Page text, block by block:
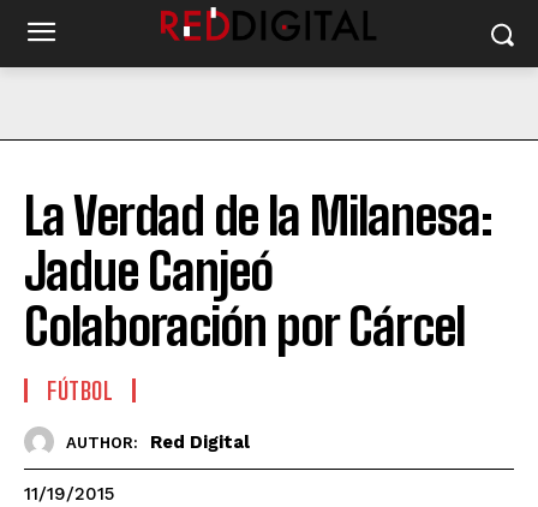
La Verdad de la Milanesa:
Jadue Canjeó
Colaboración por Cárcel
FÚTBOL
AUTHOR: Red Digital
11/19/2015